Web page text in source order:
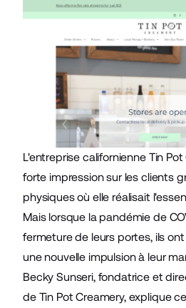
L'entreprise californienne Tin
forte impression sur les clients
physiques où elle réalisait
Mais lorsque la pandémie de
fermeture de leurs portes, ils
une nouvelle impulsion à leur
Becky Sunseri, fondatrice et
de Tin Pot Creamery, explique